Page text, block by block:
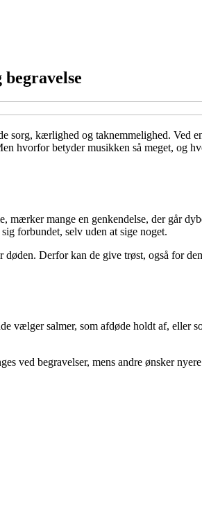
kærlighed og taknemmelighed. Ved
hvorfor betyder musikken så meget, og
mange en genkendelse, der går
forbundet, selv uden at sige noget.
Derfor kan de give trøst, også for
vælger salmer, som afdøde holdt af, eller
ved begravelser, mens andre ønsker